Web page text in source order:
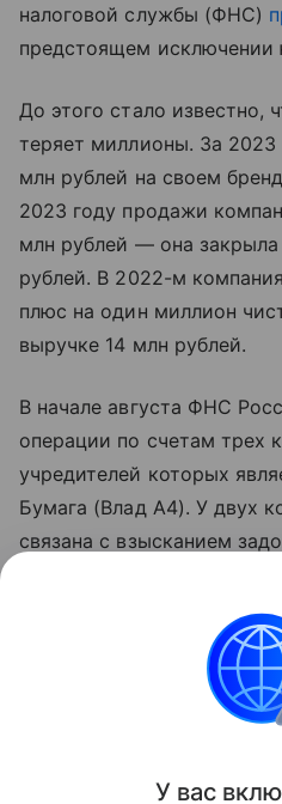
налоговой службы (ФНС)
предстоящем исключении
До этого стало известно,
теряет миллионы. За 2023
млн рублей на своем
2023 году продажи
млн рублей — она
рублей. В 2022-м
плюс на один миллион
выручке 14 млн рублей.
В начале августа ФНС
операции по счетам трех
учредителей которых
Бумага (Влад А4). У двух
связана с взысканием
«А4 Магазин» — более 1,1
третьей фирмы, «Дпицца
заблокированы из-за
декларации в
У вас